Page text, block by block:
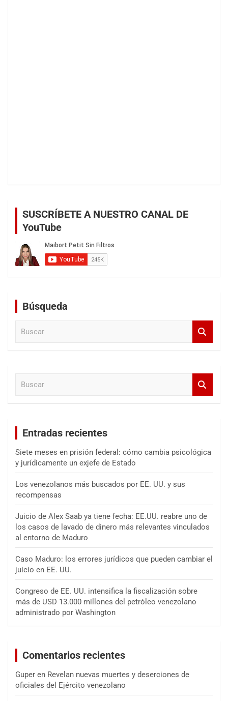
SUSCRÍBETE A NUESTRO CANAL DE
YouTube
Búsqueda
Entradas recientes
Siete meses en prisión federal: cómo cambia psicológica
y jurídicamente un exjefe de Estado
Los venezolanos más buscados por EE. UU. y sus
recompensas
Juicio de Alex Saab ya tiene fecha: EE.UU. reabre uno de
los casos de lavado de dinero más relevantes vinculados
al entorno de Maduro
Caso Maduro: los errores jurídicos que pueden cambiar el
juicio en EE. UU.
Congreso de EE. UU. intensifica la fiscalización sobre
más de USD 13.000 millones del petróleo venezolano
administrado por Washington
Comentarios recientes
Guper en Revelan nuevas muertes y deserciones de
oficiales del Ejército venezolano